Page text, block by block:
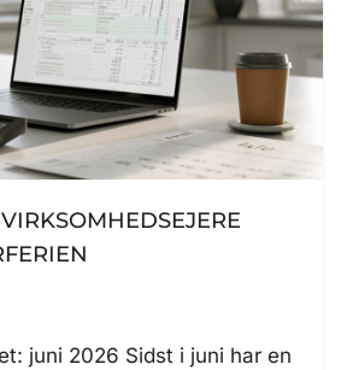
juni 2026 Sidst i juni har en